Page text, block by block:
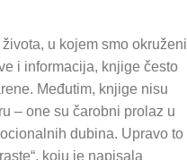
u kojem smo okruženi
i informacija, knjige često
Međutim, knjige nisu
– one su čarobni prolaz u
dubina. Upravo to
koju je napisala